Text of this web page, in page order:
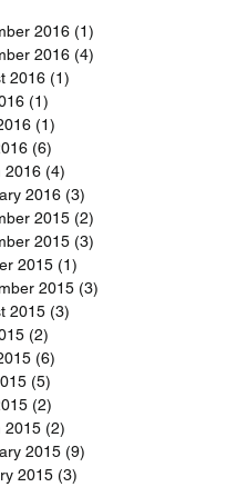
2016 (1)
2016 (4)
2016 (1)
(1)
(1)
(6)
2016 (4)
2016 (3)
2015 (2)
2015 (3)
2015 (1)
2015 (3)
2015 (3)
(2)
(6)
(5)
(2)
2015 (2)
2015 (9)
2015 (3)